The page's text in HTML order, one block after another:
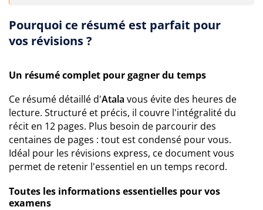
Pourquoi ce résumé est parfait pour
vos révisions ?
Un résumé complet pour gagner du temps
Ce résumé détaillé d'Atala vous évite des heures de
lecture. Structuré et précis, il couvre l'intégralité du
récit en 12 pages. Plus besoin de parcourir des
centaines de pages : tout est condensé pour vous.
Idéal pour les révisions express, ce document vous
permet de retenir l'essentiel en un temps record.
Toutes les informations essentielles pour vos
examens